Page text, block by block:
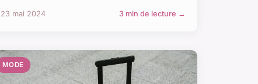
23 mai 2024 3 min de lecture →
MODE